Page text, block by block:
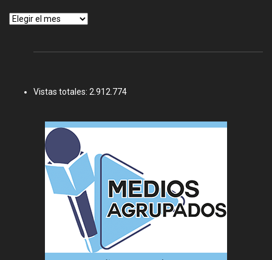
Archivos
Vistas totales: 2.912.774